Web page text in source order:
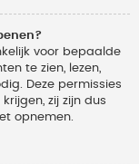
voor bepaalde
te zien, lezen,
Deze permissies
zij zijn dus
opnemen.